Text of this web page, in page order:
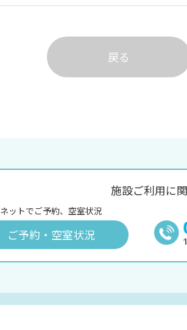
戻る
施設ご利用に
ネットでご予約、空室状況
ご予約・空室状況